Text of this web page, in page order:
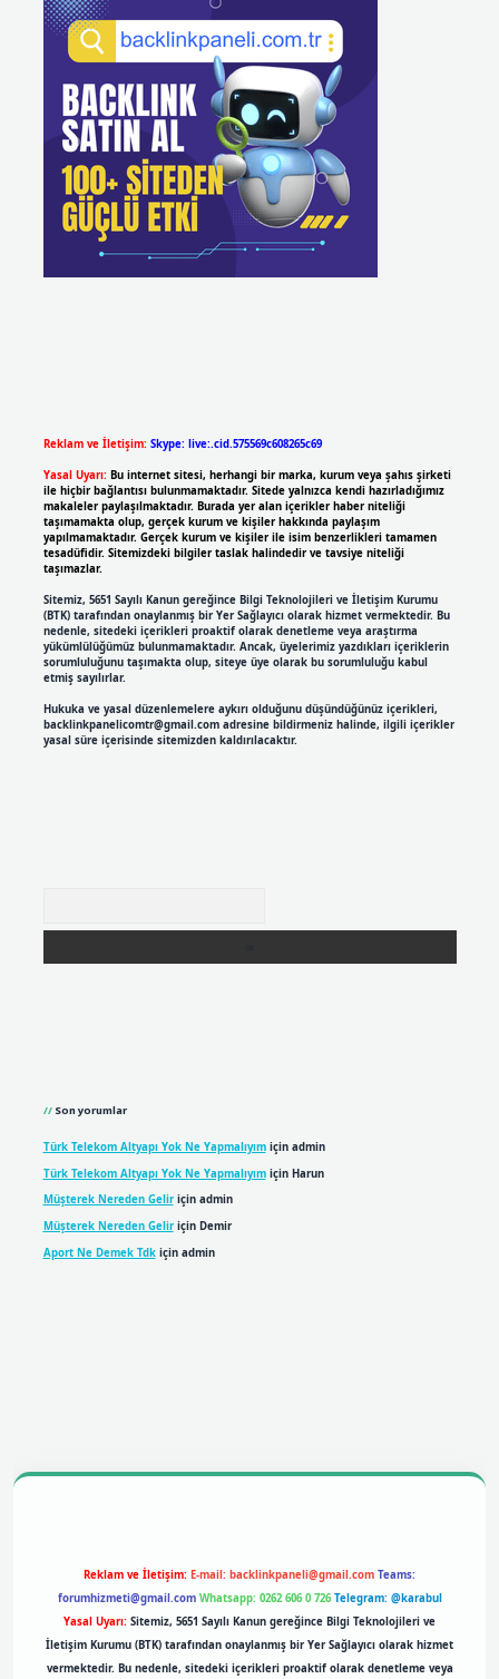
Reklam ve İletişim: Skype: live:.cid.575569c608265c69
Yasal Uyarı: Bu internet sitesi, herhangi bir marka, kurum veya şahıs şirketi
ile hiçbir bağlantısı bulunmamaktadır. Sitede yalnızca kendi hazırladığımız
makaleler paylaşılmaktadır. Burada yer alan içerikler haber niteliği
taşımamakta olup, gerçek kurum ve kişiler hakkında paylaşım
yapılmamaktadır. Gerçek kurum ve kişiler ile isim benzerlikleri tamamen
tesadüfidir. Sitemizdeki bilgiler taslak halindedir ve tavsiye niteliği
taşımazlar.
Sitemiz, 5651 Sayılı Kanun gereğince Bilgi Teknolojileri ve İletişim Kurumu
(BTK) tarafından onaylanmış bir Yer Sağlayıcı olarak hizmet vermektedir. Bu
nedenle, sitedeki içerikleri proaktif olarak denetleme veya araştırma
yükümlülüğümüz bulunmamaktadır. Ancak, üyelerimiz yazdıkları içeriklerin
sorumluluğunu taşımakta olup, siteye üye olarak bu sorumluluğu kabul
etmiş sayılırlar.
Hukuka ve yasal düzenlemelere aykırı olduğunu düşündüğünüz içerikleri,
backlinkpanelicomtr@gmail.comadresine bildirmeniz halinde, ilgili içerikler
yasal süre içerisinde sitemizden kaldırılacaktır.
Son yorumlar
Türk Telekom Altyapı Yok Ne Yapmalıyımiçin admin
Türk Telekom Altyapı Yok Ne Yapmalıyımiçin Harun
Müşterek Nereden Geliriçin admin
Müşterek Nereden Geliriçin Demir
Aport Ne Demek Tdkiçin admin
Reklam ve İletişim: E-mail: backlinkpaneli@gmail.com Teams:
forumhizmeti@gmail.com Whatsapp: 0262 606 0 726 Telegram: @karabul
Yasal Uyarı: Sitemiz, 5651 Sayılı Kanun gereğince Bilgi Teknolojileri ve
İletişim Kurumu (BTK) tarafından onaylanmış bir Yer Sağlayıcı olarak hizmet
vermektedir. Bu nedenle, sitedeki içerikleri proaktif olarak denetleme veya